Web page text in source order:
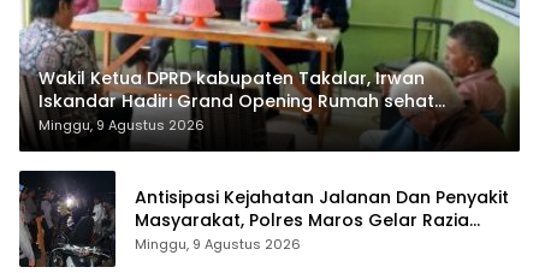
Wakil Ketua DPRD kabupaten Takalar, Irwan
Iskandar Hadiri Grand Opening Rumah sehat
Pertama di Takalar, Melayani Terapis Gratis untuk
Pasien Dhuafa dan umum.
Minggu, 9 Agustus 2026
Antisipasi Kejahatan Jalanan Dan Penyakit
Masyarakat, Polres Maros Gelar Razia
Operasi Cipta Kondusif
Minggu, 9 Agustus 2026